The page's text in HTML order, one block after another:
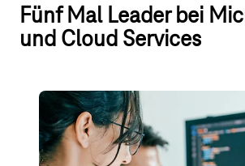
Fünf Mal Leader bei
und Cloud Services
Analystenbewertung:
Services for Azure